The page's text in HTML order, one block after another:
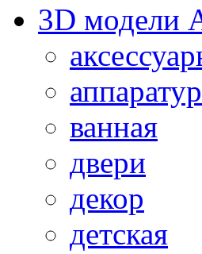
3D модели
ванная
двери
декор
детская